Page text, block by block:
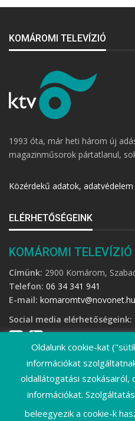
KOMÁROMI TELEVÍZIÓ
1993 óta, már heti három új
magazinműsorok pártatlanul,
Közérdekű adatok, adatvédelem
ELÉRHETŐSÉGEINK
KOMÁROMI TELEVÍZIÓ
Címünk: 2900 Komárom,
Telefon: 06 34 341 941
E-mail: komaromtv@novonet.hu
Social media elérhetőségeink:
©2026 Komáromi
Oldalunk cookie-kat
információkat
oldallátogatási szokásairól,
információkat.
beleegyezik a cookie-k